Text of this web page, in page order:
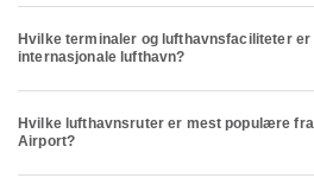
Hvilke terminaler og lufthavnsfaciliteter
internasjonale lufthavn?
Hvilke lufthavnsruter er mest populære
Airport?